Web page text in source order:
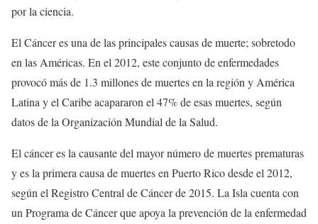
por la ciencia.
El Cáncer es una de las principales causas de muerte; sobretodo
en las Américas. En el 2012, este conjunto de enfermedades
provocó más de 1.3 millones de muertes en la región y América
Latina y el Caribe acapararon el 47% de esas muertes, según
datos de la Organización Mundial de la Salud.
El cáncer es la causante del mayor número de muertes prematuras
y es la primera causa de muertes en Puerto Rico desde el 2012,
según el Registro Central de Cáncer de 2015. La Isla cuenta con
un Programa de Cáncer que apoya la prevención de la enfermedad